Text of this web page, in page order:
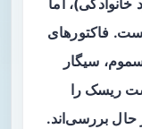
اما
فاکتورهای
سیگار
ریسک را
حال بررسی‌اند.